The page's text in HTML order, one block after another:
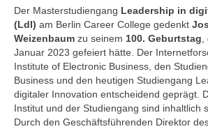
Der Masterstudiengang Leadership in
(LdI) am Berlin Career College gedenkt
Weizenbaum zu seinem 100. Geburtstag
Januar 2023 gefeiert hätte. Der
Institute of Electronic Business, den
Business und den heutigen Studiengang
digitaler Innovation entscheidend geprägt.
Institut und der Studiengang sind inhaltlich
Durch den Geschäftsführenden Direktor